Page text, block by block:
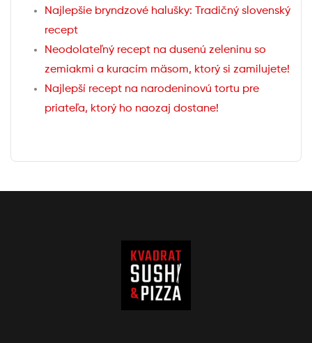
Najlepšie bryndzové halušky: Tradičný slovenský
recept
Neodolateľný recept na dusenú zeleninu so
zemiakmi a kuracím mäsom, ktorý si zamilujete!
Najlepší recept na narodeninovú tortu pre
priateľa, ktorý ho naozaj dostane!